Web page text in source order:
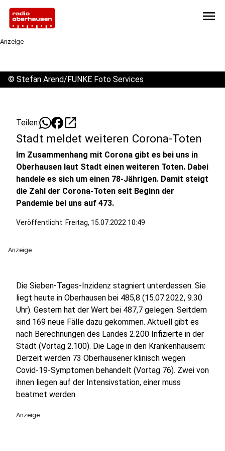
menu
Anzeige
© Stefan Arend/FUNKE Foto Services
Teilen: open_in_new
Stadt meldet weiteren Corona-Toten
Im Zusammenhang mit Corona gibt es bei uns in
Oberhausen laut Stadt einen weiteren Toten. Dabei
handele es sich um einen 78-Jährigen. Damit steigt
die Zahl der Corona-Toten seit Beginn der
Pandemie bei uns auf 473.
Veröffentlicht: Freitag, 15.07.2022 10:49
Anzeige
Die Sieben-Tages-Inzidenz stagniert unterdessen. Sie
liegt heute in Oberhausen bei 485,8 (15.07.2022, 9.30
Uhr). Gestern hat der Wert bei 487,7 gelegen. Seitdem
sind 169 neue Fälle dazu gekommen. Aktuell gibt es
nach Berechnungen des Landes 2.200 Infizierte in der
Stadt (Vortag 2.100). Die Lage in den Krankenhäusern:
Derzeit werden 73 Oberhausener klinisch wegen
Covid-19-Symptomen behandelt (Vortag 76). Zwei von
ihnen liegen auf der Intensivstation, einer muss
beatmet werden.
Anzeige